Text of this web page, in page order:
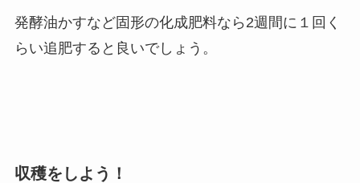
発酵油かすなど固形の化成肥料なら2週間に１回く
らい追肥すると良いでしょう。
収穫をしよう！